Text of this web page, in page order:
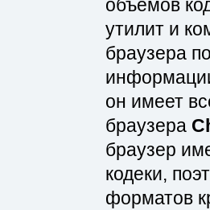
объёмов
утилит и
браузера
он имеет
браузера
браузер
кодеки,
форматов